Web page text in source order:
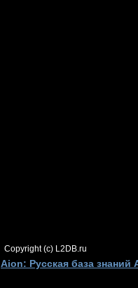
Copyright (c) L2DB.ru
Aion: Русская база знаний